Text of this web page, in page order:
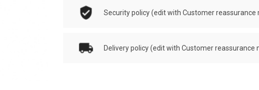
Security policy (edit with Customer reassurance
Delivery policy (edit with Customer reassurance